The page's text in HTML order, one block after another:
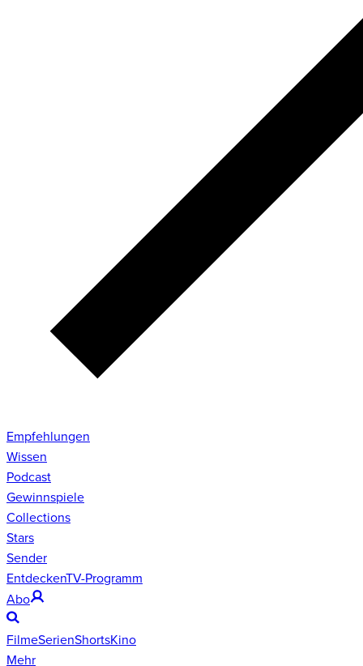
Empfehlungen
Wissen
Podcast
Gewinnspiele
Collections
Stars
Sender
EntdeckenTV-Programm
Abo
FilmeSerienShortsKino
Mehr